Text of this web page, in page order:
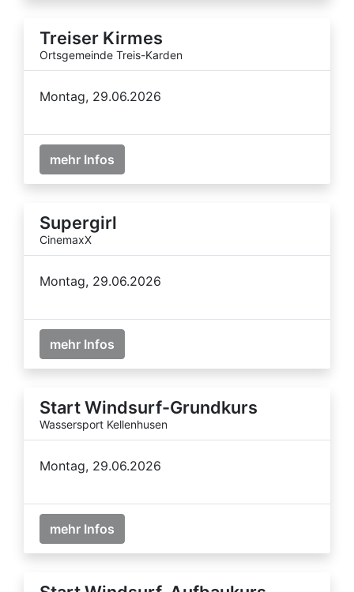
Treiser Kirmes
Ortsgemeinde Treis-Karden
Montag, 29.06.2026
mehr Infos
Supergirl
CinemaxX
Montag, 29.06.2026
mehr Infos
Start Windsurf-Grundkurs
Wassersport Kellenhusen
Montag, 29.06.2026
mehr Infos